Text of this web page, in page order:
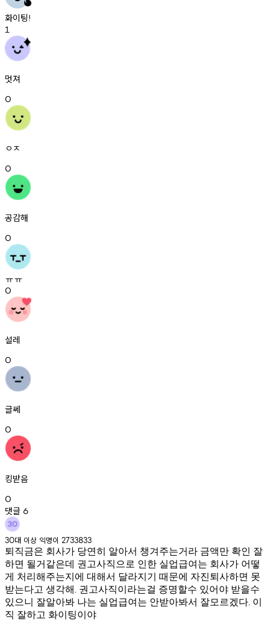
화이팅!
1
멋져
0
ㅇㅈ
0
공감해
0
ㅠㅠ
0
설레
0
글쎄
0
킹받음
0
댓글 6
30대 이상 익명이 2733833
퇴직금은 회사가 당연히 알아서 챙겨주는거라 금액만 확인 잘
하면 될거같은데 권고사직으로 인한 실업급여는 회사가 어떻
게 처리해주는지에 대해서 달라지기 때문에 자진퇴사하면 못
받는다고 생각해. 권고사직이라는걸 증명할수 있어야 받을수
있으니 잘알아봐 나는 실업급여는 안받아봐서 잘모르겠다. 이
직 잘하고 화이팅이야